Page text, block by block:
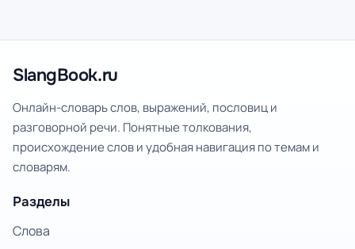
SlangBook.ru
Онлайн-словарь слов, выражений, пословиц и
разговорной речи. Понятные толкования,
происхождение слов и удобная навигация по темам и
словарям.
Разделы
Слова